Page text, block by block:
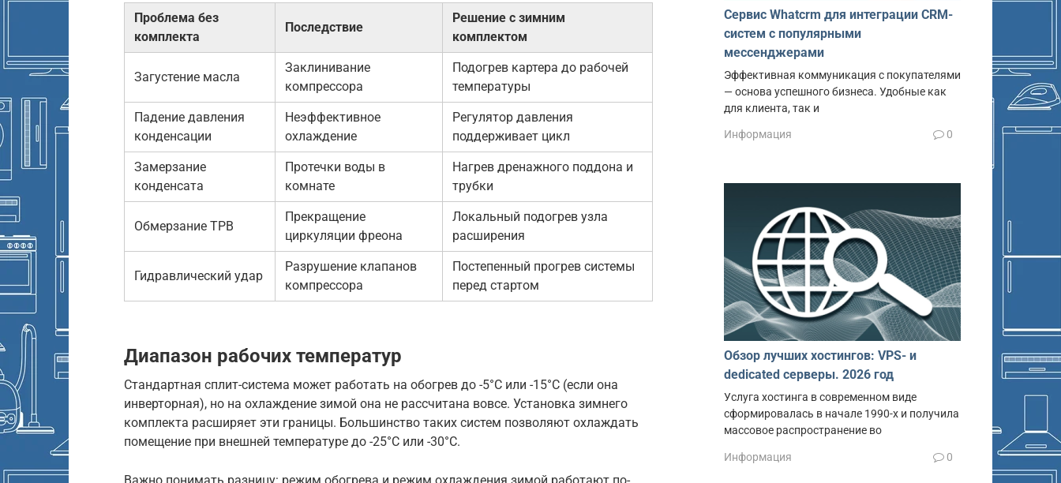
Проблема без
комплекта
Последствие
Решение с зимним
комплектом
Загустение масла
Заклинивание
компрессора
Подогрев картера до рабочей
температуры
Падение давления
конденсации
Неэффективное
охлаждение
Регулятор давления
поддерживает цикл
Замерзание
конденсата
Протечки воды в
комнате
Нагрев дренажного поддона и
трубки
Обмерзание ТРВ
Прекращение
циркуляции фреона
Локальный подогрев узла
расширения
Гидравлический удар
Разрушение клапанов
компрессора
Постепенный прогрев системы
перед стартом
Диапазон рабочих температур
Стандартная сплит-система может работать на обогрев до -5°C или -15°C (если она
инверторная), но на охлаждение зимой она не рассчитана вовсе. Установка зимнего
комплекта расширяет эти границы. Большинство таких систем позволяют охлаждать
помещение при внешней температуре до -25°C или -30°C.
Сервис Whatcrm для интеграции CRM-
систем с популярными
мессенджерами
Эффективная коммуникация с покупателями
— основа успешного бизнеса. Удобные как
для клиента, так и
Информация 0
Обзор лучших хостингов: VPS- и
dedicated серверы. 2026 год
Услуга хостинга в современном виде
сформировалась в начале 1990-х и получила
массовое распространение во
Информация 0